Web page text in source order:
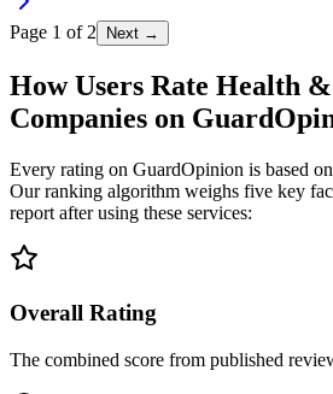
Page 1 of2 Next →
How Users Rate Health
Companies on
Every rating on GuardOpinion is based
Our ranking algorithm weighs five key
report after using these services:
Overall Rating
The combined score from published